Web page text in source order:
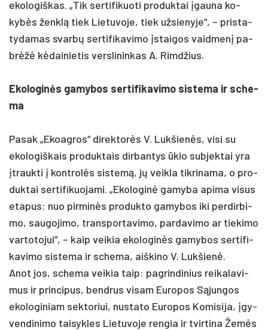
eko­lo­giš­kas. „Tik ser­ti­fi­kuo­ti pro­duk­tai įgau­na ko­
kybės ženklą tiek Lie­tu­vo­je, tiek už­sie­ny­je“, – pri­sta­
ty­da­mas svarbų ser­ti­fi­ka­vi­mo įstai­gos vaid­menį pa­
brėžė kėdai­nie­tis vers­li­nin­kas A. Rimd­žius.
Eko­lo­ginės ga­my­bos ser­ti­fi­ka­vi­mo sis­te­ma ir sche­
ma
Pa­sak „Ekoag­ros“ di­rek­torės V. Luk­šienės, vi­si su
eko­lo­giš­kais pro­duk­tais dir­ban­tys ūkio su­bjek­tai yra
įtrauk­ti į kont­rolės sis­temą, jų veik­la tik­ri­na­ma, o pro­
duk­tai ser­ti­fi­kuo­ja­mi. „Eko­lo­ginė ga­my­ba api­ma vi­sus
eta­pus: nuo pir­minės pro­duk­to ga­my­bos iki per­dir­bi­
mo, sau­go­ji­mo, trans­por­ta­vi­mo, par­da­vi­mo ar tie­ki­mo
var­to­to­jui“, – kaip vei­kia eko­lo­ginės ga­my­bos ser­ti­fi­
ka­vi­mo sis­te­ma ir sche­ma, aiš­ki­no V. Luk­šienė.
Anot jos, sche­ma vei­kia taip: pa­grin­di­nius rei­ka­la­vi­
mus ir prin­ci­pus, bend­rus vi­sam Eu­ro­pos Sąjun­gos
eko­lo­gi­niam sek­to­riui, nu­sta­to Eu­ro­pos Ko­mi­si­ja, įgy­
ven­di­ni­mo tai­syk­les Lie­tu­vo­je ren­gia ir tvir­ti­na Žemės